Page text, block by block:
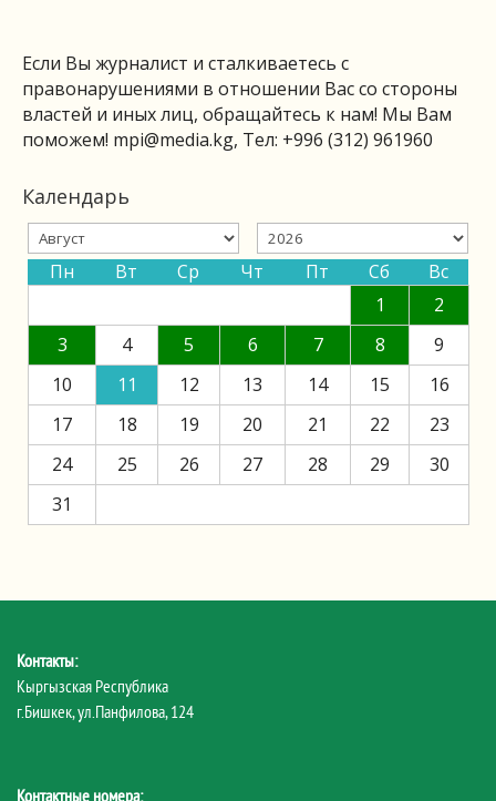
Если Вы журналист и сталкиваетесь с
правонарушениями в отношении Вас со стороны
властей и иных лиц, обращайтесь к нам! Мы Вам
поможем! mpi@media.kg, Тел: +996 (312) 961960
Календарь
Пн Вт Ср Чт Пт Сб
Вс
1
2
3
4 5 6 7 8
9
10
11 12 13 14 15
16
17
18 19 20 21 22
23
24
25 26 27 28 29
30
31
Контакты:
Кыргызская Республика
г.Бишкек, ул.Панфилова, 124
Контактные номера: